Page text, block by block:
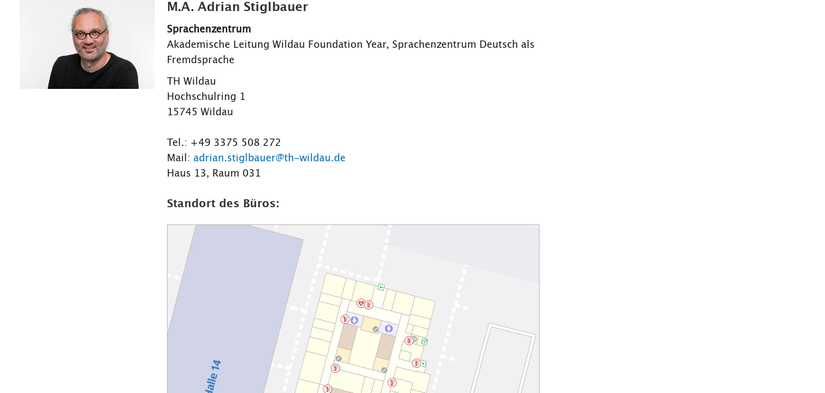
M.A. Adrian Stiglbauer
Sprachenzentrum
Akademische Leitung Wildau Foundation Year, Sprachenzentrum Deutsch als
Fremdsprache
TH Wildau
Hochschulring 1
15745 Wildau
Tel.: +49 3375 508 272
Mail: adrian.stiglbauer@th-wildau.de
Haus 13, Raum 031
Standort des Büros: